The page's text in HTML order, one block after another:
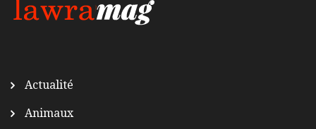
Actualité
Animaux